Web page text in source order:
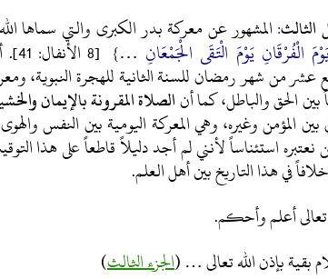
الثالث: المشهور عن معركة بدر الكبرى والتي سماها
الْفُرْقَانِ يَوْمَ الْتَقَى الْجَمْعَانِ …
} [8
عشر من شهر رمضان للسنة الثانية للهجرة النبوية،
بين الحق والباطل، كما أنالصلاة المقرونة بالإيمان
بين المؤمن وغيره، وهي المعركة اليومية بين النفس
استئناساً لأنني لم أجد دليلاً قاطعاً على هذا
في هذا التاريخ بين أهل العلم.
تعالى أعلم وأحكم.
بقية بإذن الله تعالى … (الجزء الثالث)